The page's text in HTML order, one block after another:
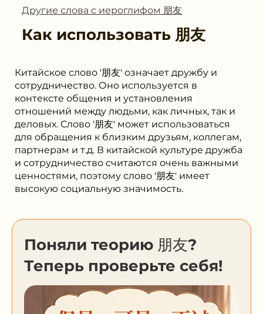
Другие слова с иероглифом 朋友
Как использовать 朋友
Китайское слово '朋友' означает дружбу и
сотрудничество. Оно используется в
контексте общения и установления
отношений между людьми, как личных, так и
деловых. Слово '朋友' может использоваться
для обращения к близким друзьям, коллегам,
партнерам и т.д. В китайской культуре дружба
и сотрудничество считаются очень важными
ценностями, поэтому слово '朋友' имеет
высокую социальную значимость.
Поняли теорию 朋友?
Теперь проверьте себя!